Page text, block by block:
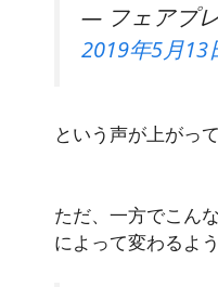
— フェアプ
2019年5月13
という声が上がっ
ただ、一方でこん
によって変わるよう